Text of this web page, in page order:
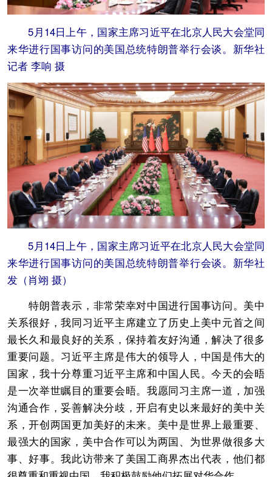
5月14日上午，国家主席习近平在北京人民大会堂同
来华进行国事访问的美国总统特朗普举行会谈。新华社
记者 李响 摄
5月14日上午，国家主席习近平在北京人民大会堂同
来华进行国事访问的美国总统特朗普举行会谈。新华社
发（肖翊 摄）
特朗普表示，非常荣幸对中国进行国事访问。美中
关系很好，我同习近平主席建立了历史上美中元首之间
最长久和最良好的关系，保持着友好沟通，解决了很多
重要问题。习近平主席是伟大的领导人，中国是伟大的
国家，我十分尊重习近平主席和中国人民。今天的会晤
是一次举世瞩目的重要会晤。我愿同习主席一道，加强
沟通合作，妥善解决分歧，开启有史以来最好的美中关
系，开创两国更加美好的未来。美中是世界上最重要、
最强大的国家，美中合作可以为两国、为世界做很多大
事、好事。我此访带来了美国工商界杰出代表，他们都